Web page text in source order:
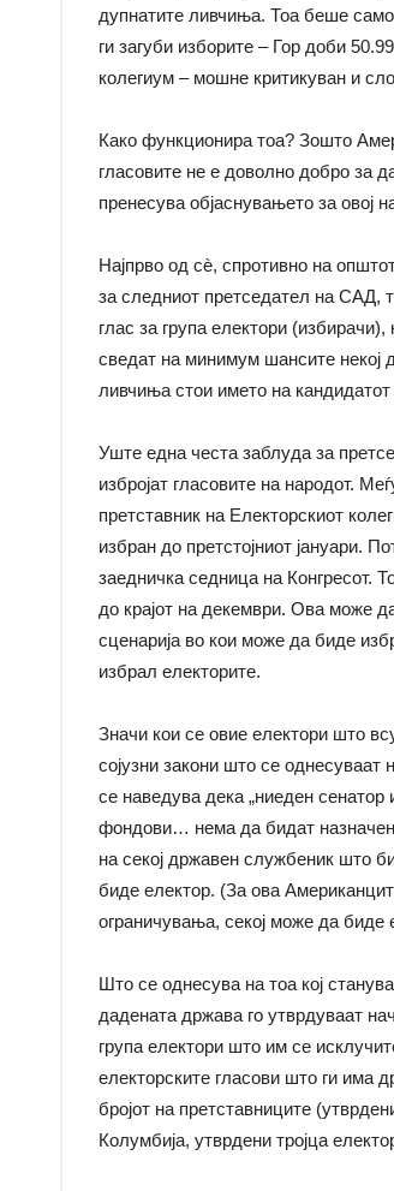
дупнатите ливчиња. Тоа беше
ги загуби изборите – Гор доби
колегиум – мошне критикуван и
Како функционира тоа? Зошто
гласовите не е доволно добро за
пренесува објаснувањето за овој
Најпрво од сè, спротивно на
за следниот претседател на САД,
глас за група електори
сведат на минимум шансите некој
ливчиња стои името на кандидатот
Уште една честа заблуда за
избројат гласовите на народот.
претставник на Електорскиот
избран до претстојниот јануари.
заедничка седница на Конгресот.
до крајот на декември. Ова може
сценарија во кои може да биде
избрал електорите.
Значи кои се овие електори што
сојузни закони што се однесуваат
се наведува дека „ниеден
фондови… нема да бидат
на секој државен службеник што
биде електор. (За ова
ограничувања, секој може да биде
Што се однесува на тоа кој
дадената држава го утврдуваат
група електори што им се
електорските гласови што ги има
бројот на претставниците
Колумбија, утврдени тројца